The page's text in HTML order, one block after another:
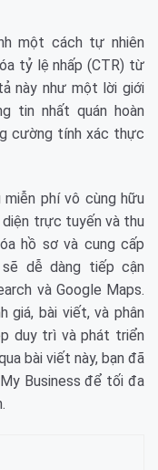
một cách tự nhiên
tỷ lệ nhấp (CTR) từ
này như một lời giới
tin nhất quán hoàn
cường tính xác thực
phí vô cùng hữu
diện trực tuyến và thu
hồ sơ và cung cấp
dễ dàng tiếp cận
và Google Maps.
giá, bài viết, và phân
duy trì và phát triển
bài viết này, bạn đã
Business để tối đa